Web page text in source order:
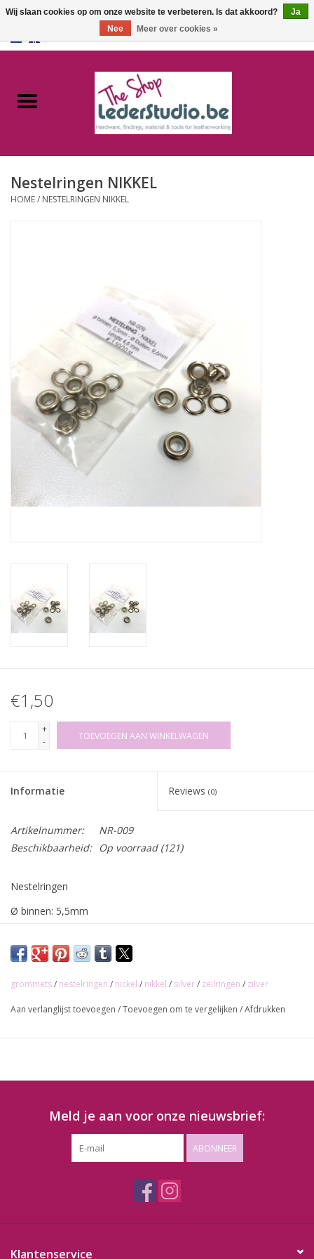
Catalogus
FAQ
Nestelringen NIKKEL
HOME/ NESTELRINGEN NIKKEL
€1,50
+
-
TOEVOEGEN AAN WINKELWAGEN
Informatie Reviews (0)
Artikelnummer:
NR-009
Beschikbaarheid:
Op voorraad(121)
Nestelringen
Ø binnen: 5,5mm
Lengte: 4,6mm
Per 10 stuks!
grommets/ nestelringen / nickel / nikkel / silver/ zeilringen / zilver
Aan verlanglijst toevoegen /Toevoegen om te vergelijken /Afdrukken
Meld je aan voor onze nieuwsbrief:
ABONNEER
Klantenservice
Wij slaan cookies op om onze website te verbeteren. Is dat akkoord?
Ja
Nee
Meer over cookies »